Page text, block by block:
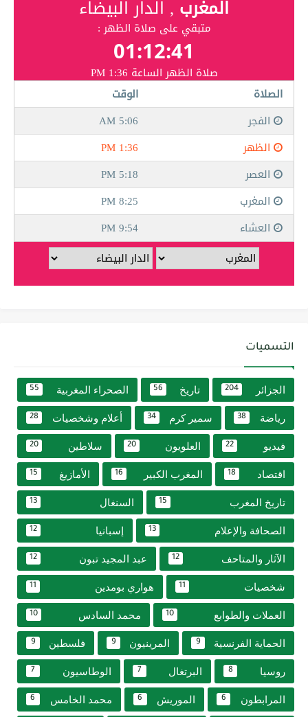
التسميات
الجزائر 204 تاريخ 56 الصحراء المغربية 55
رياضة 38 سمير كرم 34 أعلام وشخصيات 28
فيديو 22 العلويون 20 سلاطين 20
اقتصاد 18 المغرب الكبير 16 الأمازيغ 15
تاريخ المغرب 15 السنغال 13
الصحافة والإعلام 13 إسبانيا 12
الآثار والمتاحف 12 عبد المجيد تبون 12
شخصيات 11 هواري بومدين 11
العملات والطوابع 10 محمد السادس 10
الحماية الفرنسية 9 المرينيون 9 فلسطين 9
روسيا 8 البرتغال 7 الوطاسيون 7
المرابطون 6 الموريش 6 محمد الخامس 6